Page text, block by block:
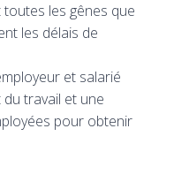
les gênes que
les délais de
et salarié
travail et une
pour obtenir